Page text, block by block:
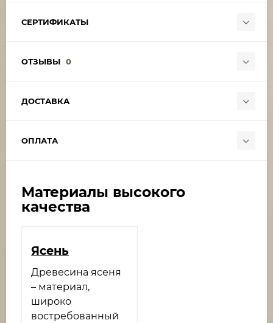
СЕРТИФИКАТЫ
ОТЗЫВЫ 0
ДОСТАВКА
ОПЛАТА
Материалы высокого
качества
Ясень
Древесина ясеня
– материал,
широко
востребованный